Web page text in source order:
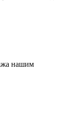
нашим